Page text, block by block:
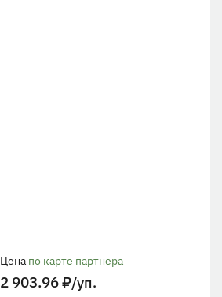
Цена по карте партнера
2 903.96₽/уп.